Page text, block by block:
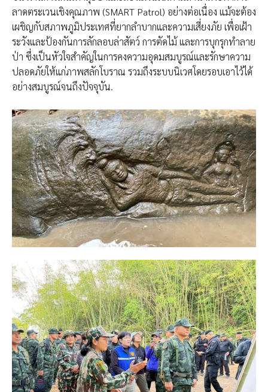
ลาดตระเวนเชิงคุณภาพ (SMART Patrol) อย่างต่อเนื่อง แม้จะต้อง
เผชิญกับสภาพภูมิประเทศที่ยากลำบากและความเสี่ยงภัย เพื่อเฝ้า
ระวังและป้องกันการลักลอบล่าสัตว์ การตัดไม้ และการบุกรุกทำลาย
ป่า ซึ่งเป็นหัวใจสำคัญในการคงความอุดมสมบูรณ์และรักษาความ
ปลอดภัยให้แก่ภาพสลักโบราณ รวมถึงระบบนิเวศโดยรอบเอาไว้ได้
อย่างสมบูรณ์จนถึงปัจจุบัน.